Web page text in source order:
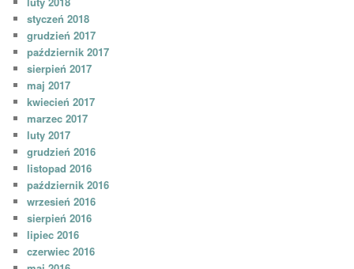
styczeń 2018
grudzień 2017
październik 2017
sierpień 2017
maj 2017
kwiecień 2017
marzec 2017
luty 2017
grudzień 2016
listopad 2016
październik 2016
wrzesień 2016
sierpień 2016
lipiec 2016
czerwiec 2016